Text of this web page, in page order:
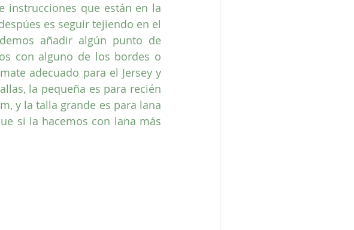
instrucciones que están en la
es seguir tejiendo en el
añadir algún punto de
con alguno de los bordes o
adecuado para el Jersey y
la pequeña es para recién
y la talla grande es para lana
si la hacemos con lana más